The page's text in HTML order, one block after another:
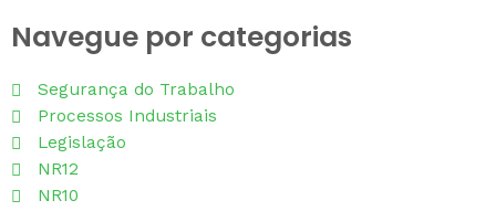
Navegue por categorias
Segurança do Trabalho
Processos Industriais
Legislação
NR12
NR10